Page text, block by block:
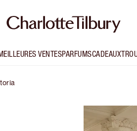
VENTESPARFUMSCADEAUX